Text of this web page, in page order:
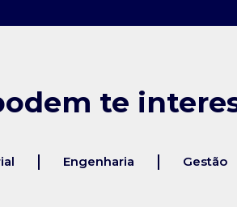
te
Engenharia Gestão